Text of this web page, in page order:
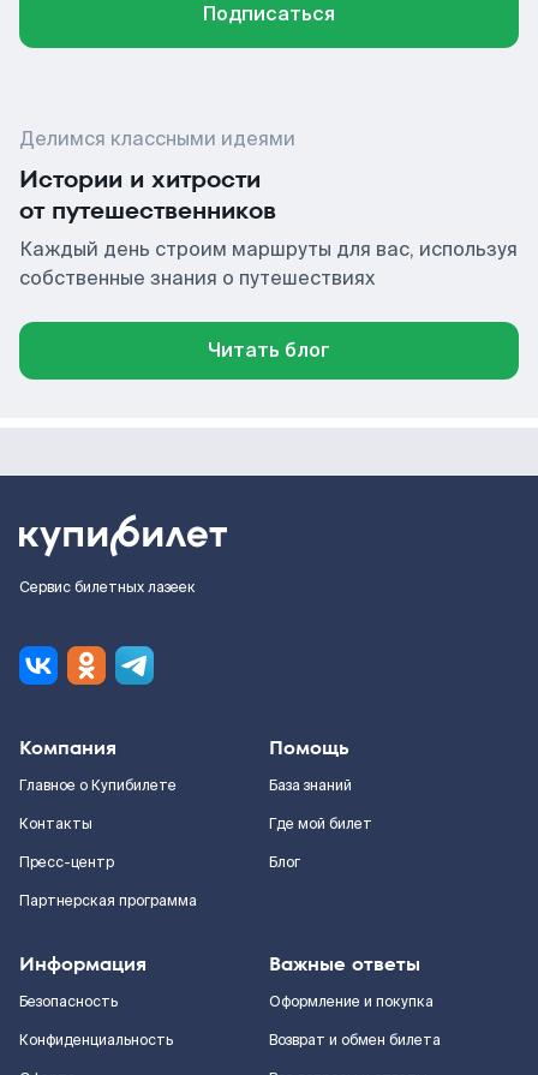
Подписаться
Делимся классными идеями
Истории и хитрости
от путешественников
Каждый день строим маршруты для вас, используя
собственные знания о путешествиях
Читать блог
Сервис билетных лазеек
Компания
Главное о Купибилете
Контакты
Пресс-центр
Партнерская программа
Помощь
База знаний
Где мой билет
Блог
Информация
Безопасность
Конфиденциальность
Важные ответы
Оформление и покупка
Возврат и обмен билета